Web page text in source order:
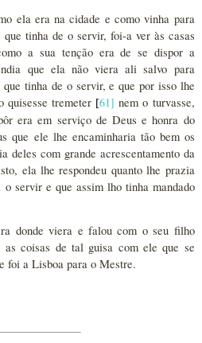
ela era na cidade e como vinha para
que tinha de o servir, foi-a ver às casas
a sua tenção era de se dispor a
que ela não viera ali salvo para
tinha de o servir, e que por isso lhe
quisesse tremeter [61] nem o turvasse,
era em serviço de Deus e honra do
que ele lhe encaminharia tão bem os
deles com grande acrescentamento da
ela lhe respondeu quanto lhe prazia
servir e que assim lho tinha mandado
donde viera e falou com o seu filho
as coisas de tal guisa com ele que se
foi a Lisboa para o Mestre.